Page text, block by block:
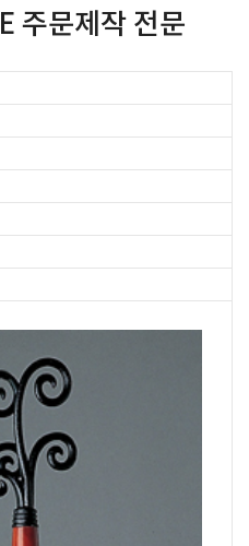
주문제작 전문